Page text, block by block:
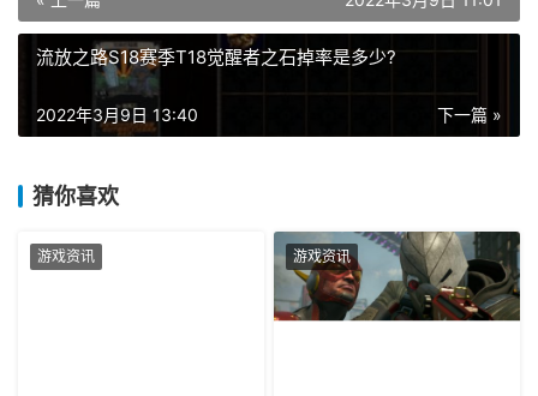
流放之路S18赛季T18觉醒者之石掉率是多少?
下一篇 »
2022年3月9日 13:40
猜你喜欢
游戏资讯 游戏资讯